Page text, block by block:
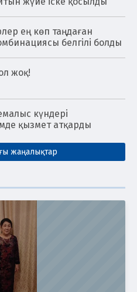
ең көп таңдаған
белгілі болды
жоқ!
күндері
қызмет атқарды
жаңалықтар